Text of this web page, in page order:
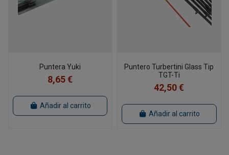
Puntera Yuki
8,65 €
Añadir al carrito
Puntero Turbertini Glass Tip
TGT-Ti
42,50 €
Añadir al carrito